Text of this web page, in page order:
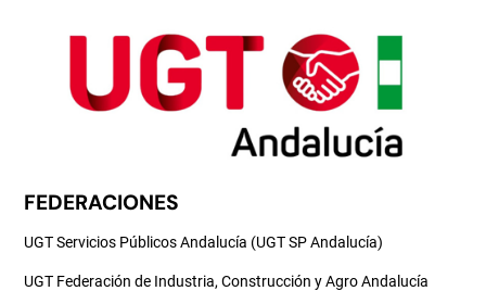
FEDERACIONES
UGT Servicios Públicos Andalucía (UGT SP Andalucía)
UGT Federación de Industria, Construcción y Agro Andalucía